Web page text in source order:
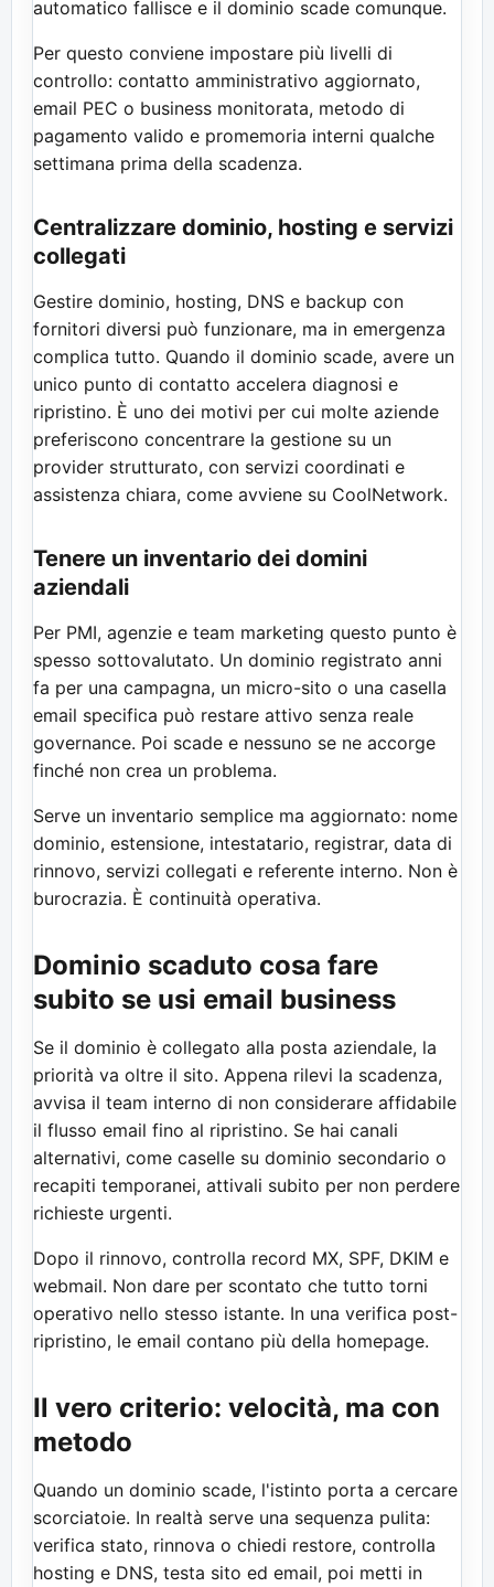
automatico fallisce e il dominio scade comunque.
Per questo conviene impostare più livelli di
controllo: contatto amministrativo aggiornato,
email PEC o business monitorata, metodo di
pagamento valido e promemoria interni qualche
settimana prima della scadenza.
Centralizzare dominio, hosting e servizi
collegati
Gestire dominio, hosting, DNS e backup con
fornitori diversi può funzionare, ma in emergenza
complica tutto. Quando il dominio scade, avere un
unico punto di contatto accelera diagnosi e
ripristino. È uno dei motivi per cui molte aziende
preferiscono concentrare la gestione su un
provider strutturato, con servizi coordinati e
assistenza chiara, come avviene su CoolNetwork.
Tenere un inventario dei domini
aziendali
Per PMI, agenzie e team marketing questo punto è
spesso sottovalutato. Un dominio registrato anni
fa per una campagna, un micro-sito o una casella
email specifica può restare attivo senza reale
governance. Poi scade e nessuno se ne accorge
finché non crea un problema.
Serve un inventario semplice ma aggiornato: nome
dominio, estensione, intestatario, registrar, data di
rinnovo, servizi collegati e referente interno. Non è
burocrazia. È continuità operativa.
Dominio scaduto cosa fare
subito se usi email business
Se il dominio è collegato alla posta aziendale, la
priorità va oltre il sito. Appena rilevi la scadenza,
avvisa il team interno di non considerare affidabile
il flusso email fino al ripristino. Se hai canali
alternativi, come caselle su dominio secondario o
recapiti temporanei, attivali subito per non perdere
richieste urgenti.
Dopo il rinnovo, controlla record MX, SPF, DKIM e
webmail. Non dare per scontato che tutto torni
operativo nello stesso istante. In una verifica post-
ripristino, le email contano più della homepage.
Il vero criterio: velocità, ma con
metodo
Quando un dominio scade, l'istinto porta a cercare
scorciatoie. In realtà serve una sequenza pulita:
verifica stato, rinnova o chiedi restore, controlla
hosting e DNS, testa sito ed email, poi metti in